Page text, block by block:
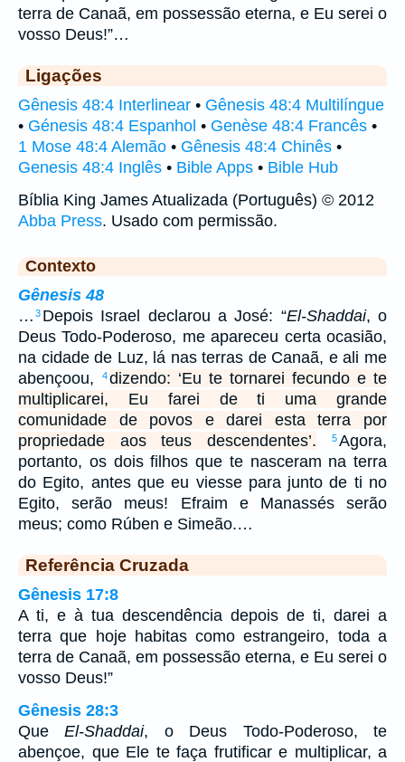
terra de Canaã, em possessão eterna, e Eu serei o
vosso Deus!”…
Ligações
Gênesis 48:4 Interlinear • Gênesis 48:4 Multilíngue
• Génesis 48:4 Espanhol • Genèse 48:4 Francês •
1 Mose 48:4 Alemão • Gênesis 48:4 Chinês •
Genesis 48:4 Inglês • Bible Apps • Bible Hub
Bíblia King James Atualizada (Português) © 2012
Abba Press. Usado com permissão.
Contexto
Gênesis 48
… 3 Depois Israel declarou a José: “El-Shaddai, o
Deus Todo-Poderoso, me apareceu certa ocasião,
na cidade de Luz, lá nas terras de Canaã, e ali me
abençoou,
4dizendo: ‘Eu te tornarei fecundo e te
multiplicarei, Eu farei de ti uma grande
comunidade de povos e darei esta terra por
propriedade aos teus descendentes’.
5Agora,
portanto, os dois filhos que te nasceram na terra
do Egito, antes que eu viesse para junto de ti no
Egito, serão meus! Efraim e Manassés serão
meus; como Rúben e Simeão.…
Referência Cruzada
Gênesis 17:8
A ti, e à tua descendência depois de ti, darei a
terra que hoje habitas como estrangeiro, toda a
terra de Canaã, em possessão eterna, e Eu serei o
vosso Deus!”
Gênesis 28:3
QueEl-Shaddai, o Deus Todo-Poderoso, te
abençoe, que Ele te faça frutificar e multiplicar, a